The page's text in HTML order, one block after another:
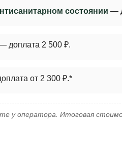
состоянии —
доплата 2 500 ₽.
от 2 300 ₽.*
у оператора. Итоговая